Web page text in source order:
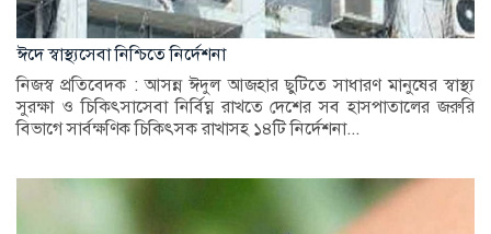
ঈদে স্বাস্থ্যসেবা নিশ্চিতে নির্দেশনা
নিজস্ব প্রতিবেদক : আসন্ন ঈদুল আজহার ছুটিতে সাধারণ মানুষের স্বাস্থ্য
সুরক্ষা ও চিকিৎসাসেবা নির্বিঘ্ন রাখতে দেশের সব হাসপাতালের জরুরি
বিভাগে সার্বক্ষণিক চিকিৎসক রাখাসহ ১৪টি নির্দেশনা...